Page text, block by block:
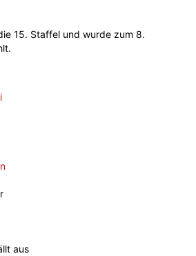
15. Staffel und wurde zum 8.
aus